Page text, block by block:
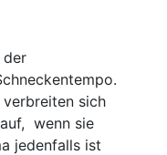
der
sich
wenn sie
jedenfalls ist